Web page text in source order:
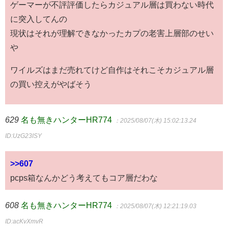
ゲーマーが不評評価したらカジュアル層は買わない時代
に突入してんの
現状はそれが理解できなかったカプの老害上層部のせい
や
ワイルズはまだ売れてけど自作はそれこそカジュアル層
の買い控えがやばそう
629 名も無きハンターHR774 ：2025/08/07(木) 15:02:13.24
ID:UzG23ISY
>>607
pcps箱なんかどう考えてもコア層だわな
608 名も無きハンターHR774 ：2025/08/07(木) 12:21:19.03
ID:acKvXmvR